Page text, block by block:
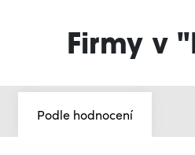
Firmy v
Podle hodnocení